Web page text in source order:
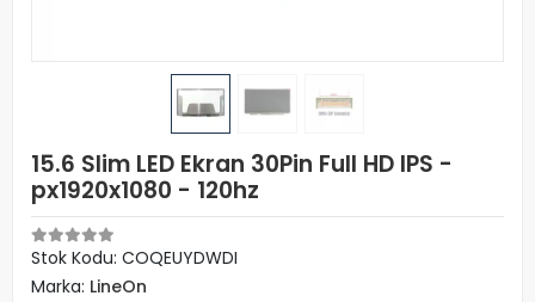
15.6 Slim LED Ekran 30Pin Full HD IPS -
px1920x1080 - 120hz
Stok Kodu: COQEUYDWDI
Marka: LineOn